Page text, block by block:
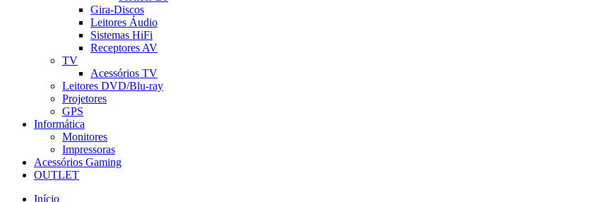
Gira-Discos
Leitores Áudio
Sistemas HiFi
Receptores AV
TV
Acessórios TV
Leitores DVD/Blu-ray
Projetores
GPS
Informática
Monitores
Impressoras
Acessórios Gaming
OUTLET
Início